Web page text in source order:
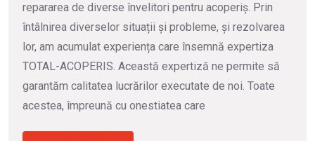
repararea de diverse învelitori pentru acoperiș. Prin
întâlnirea diverselor situații și probleme, și rezolvarea
lor, am acumulat experiența care însemnă expertiza
TOTAL-ACOPERIS. Această expertiză ne permite să
garantăm calitatea lucrărilor executate de noi. Toate
acestea, împreună cu onestiatea care